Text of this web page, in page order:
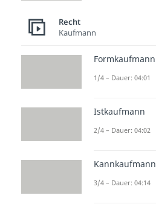
Recht
Kaufmann
Formkaufmann
1/4 – Dauer: 04:01
Istkaufmann
2/4 – Dauer: 04:02
Kannkaufmann
3/4 – Dauer: 04:14